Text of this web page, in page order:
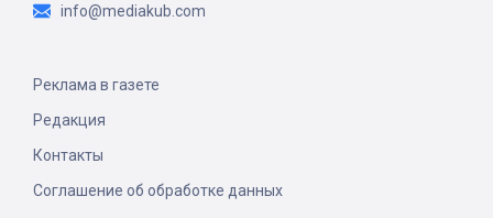
info@mediakub.com
Реклама в газете
Редакция
Контакты
Соглашение об обработке данных